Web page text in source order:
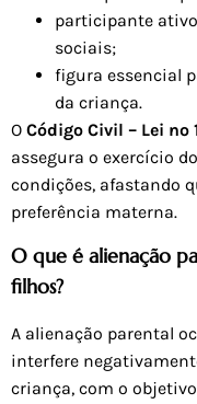
participante ativo
sociais;
figura essencial
da criança.
O Código Civil – Lei nº
assegura o exercício
condições, afastando
preferência materna.
O que é alienação
filhos?
A alienação parental
interfere
criança, com o